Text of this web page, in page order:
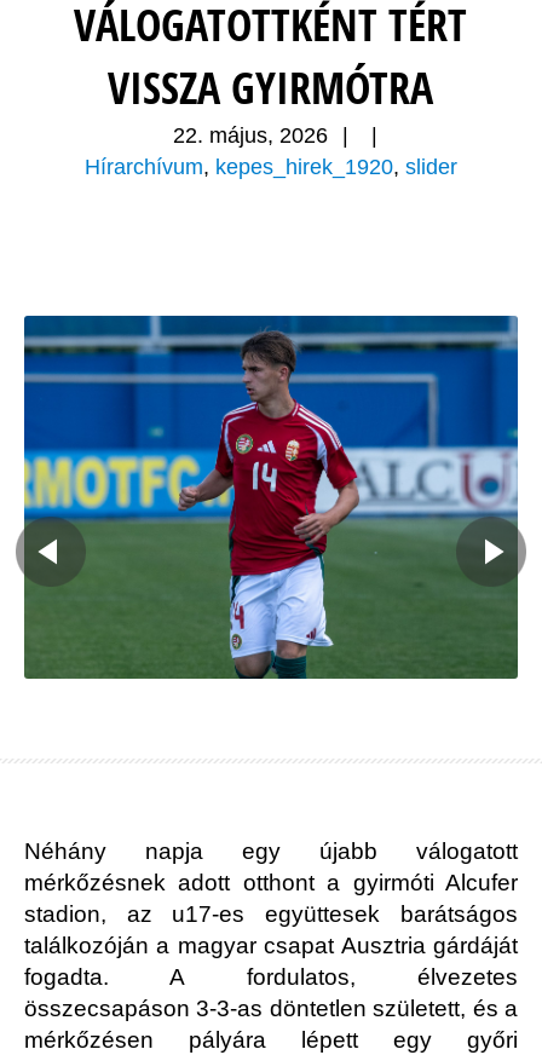
VÁLOGATOTTKÉNT TÉRT
VISSZA GYIRMÓTRA
22. május, 2026
Hírarchívum, kepes_hirek_1920, slider
Néhány napja egy újabb válogatott
mérkőzésnek adott otthont a gyirmóti Alcufer
stadion, az u17-es együttesek barátságos
találkozóján a magyar csapat Ausztria gárdáját
fogadta. A fordulatos, élvezetes
összecsapáson 3-3-as döntetlen született, és a
mérkőzésen pályára lépett egy győri